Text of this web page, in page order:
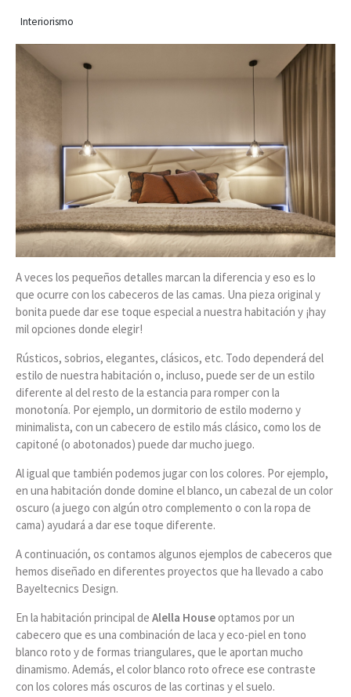
Interiorismo
A veces los pequeños detalles marcan la diferencia y eso es lo
que ocurre con los cabeceros de las camas. Una pieza original y
bonita puede dar ese toque especial a nuestra habitación y ¡hay
mil opciones donde elegir!
Rústicos, sobrios, elegantes, clásicos, etc. Todo dependerá del
estilo de nuestra habitación o, incluso, puede ser de un estilo
diferente al del resto de la estancia para romper con la
monotonía. Por ejemplo, un dormitorio de estilo moderno y
minimalista, con un cabecero de estilo más clásico, como los de
capitoné (o abotonados) puede dar mucho juego.
Al igual que también podemos jugar con los colores. Por ejemplo,
en una habitación donde domine el blanco, un cabezal de un color
oscuro (a juego con algún otro complemento o con la ropa de
cama) ayudará a dar ese toque diferente.
A continuación, os contamos algunos ejemplos de cabeceros que
hemos diseñado en diferentes proyectos que ha llevado a cabo
Bayeltecnics Design.
En la habitación principal de Alella Houseoptamos por un
cabecero que es una combinación de laca y eco-piel en tono
blanco roto y de formas triangulares, que le aportan mucho
dinamismo. Además, el color blanco roto ofrece ese contraste
con los colores más oscuros de las cortinas y el suelo.